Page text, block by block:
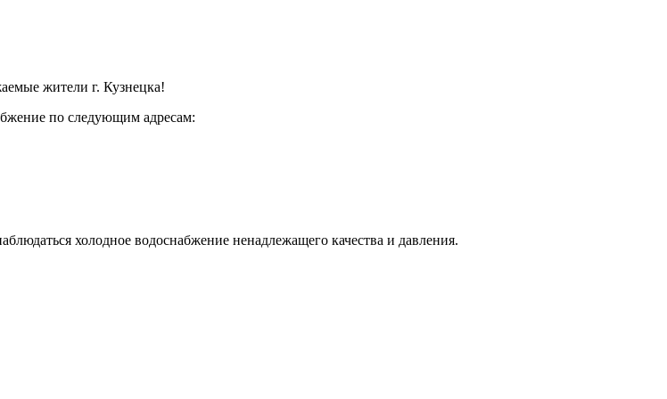
жители г. Кузнецка!
по следующим адресам:
холодное водоснабжение ненадлежащего качества и давления.